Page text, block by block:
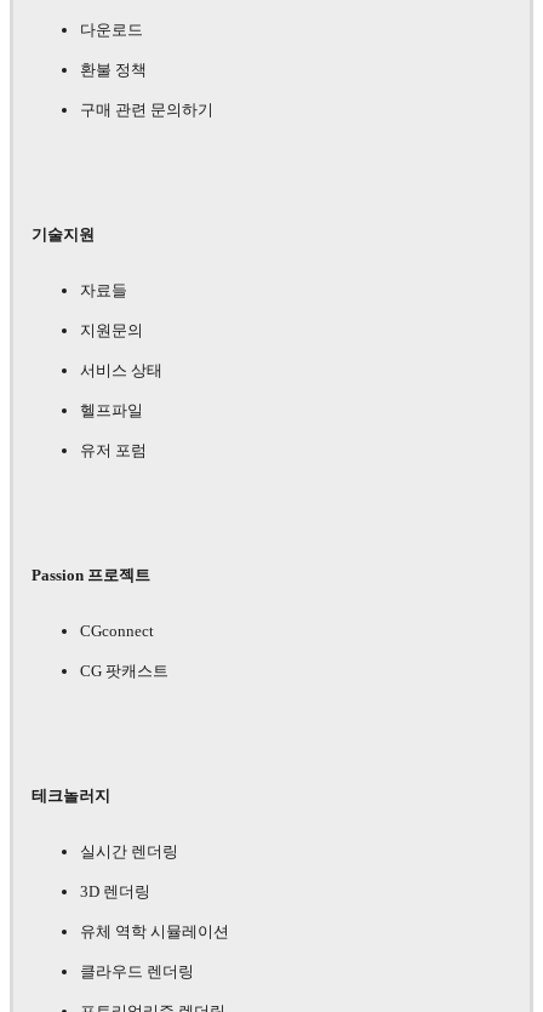
다운로드
환불 정책
구매 관련 문의하기
기술지원
자료들
지원문의
서비스 상태
헬프파일
유저 포럼
Passion 프로젝트
CGconnect
CG 팟캐스트
테크놀러지
실시간 렌더링
3D 렌더링
유체 역학 시뮬레이션
클라우드 렌더링